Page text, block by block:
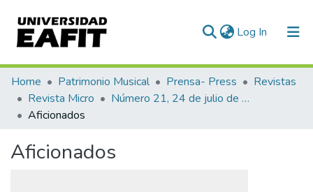
Log In (current)
Communities & Collections
All of DSpace
Home Patrimonio Musical Prensa- Press
Revistas
Revista Micro
Número 21, 24 de julio de 1940
Aficionados
Aficionados